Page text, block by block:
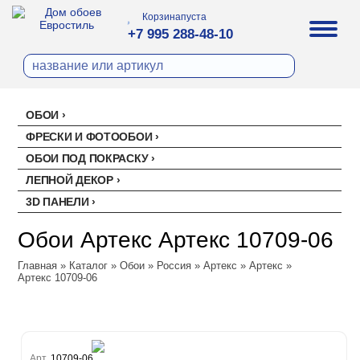
Корзинапуста
+7 995 288-48-10
ОБОИ
Все обои
Палитра
Палитра
Erismann
Erismann
Артекс
Ateliero
Ateliero
Милласа
Neo Classic
Mixture Textile
Аспект
Loymina
ФРЕСКИ И ФОТООБОИ
ОБОИ ПОД ПОКРАСКУ
Стеклохолст малярный
Ремонтный флизелин
ЛЕПНОЙ ДЕКОР
Перфект
3D ПАНЕЛИ
Панели под покраску
Цветные панели
Обои Артекс Артекс 10709-06
Главная » Каталог »Обои » Россия »Артекс »Артекс »
Артекс 10709-06